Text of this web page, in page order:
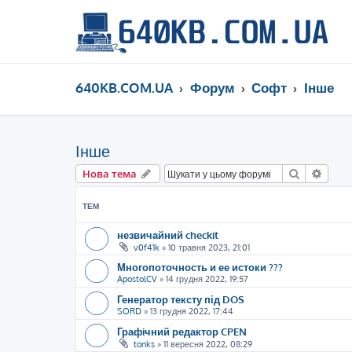
640KB.COM.UA Форум Софт Інше
Інше
Нова тема Пошук
ТЕМ
незвичайний checkit
v0f41k » 10 травня 2023, 21:01
Многопоточность и ее истоки ???
ApostolCV » 14 грудня 2022, 19:57
Генератор тексту під DOS
SORD » 13 грудня 2022, 17:44
Графiчний редактор CPEN
tonks » 11 вересня 2022, 08:29